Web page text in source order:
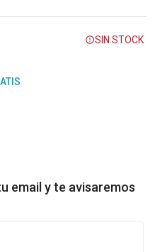
SIN STOCK
email y te avisaremos